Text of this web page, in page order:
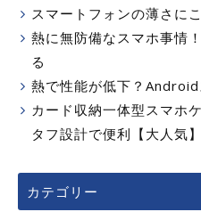
スマートフォンの薄さに
熱に無防備なスマホ事情
る
熱で性能が低下？
カード収納一体型スマホ
タフ設計で便利【大人気】
カテゴリー